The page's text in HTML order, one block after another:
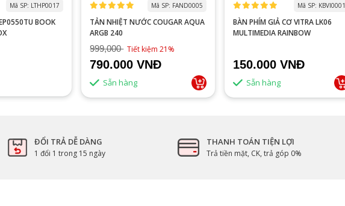
Mã SP: LTHP0017
BOOK
Mã SP: FAND0005
TẢN NHIỆT NƯỚC COUGAR AQUA
ARGB 240
999,000 Tiết kiệm 21%
790.000 VNĐ
Sẵn hàng
Mã SP: KBVI0001
BÀN PHÍM GIẢ CƠ VITRA LK06
MULTIMEDIA RAINBOW
150.000 VNĐ
Sẵn hàng
ĐỔI TRẢ DỄ DÀNG
1 đổi 1 trong 15 ngày
THANH TOÁN TIỆN LỢI
Trả tiền mặt, CK, trả góp 0%